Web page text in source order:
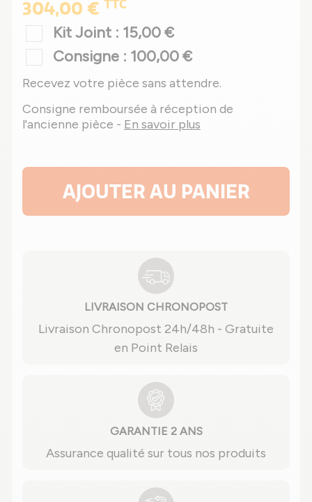
304,00 € TTC
Kit Joint : 15,00 €
Consigne : 100,00 €
Recevez votre pièce sans attendre.
Consigne remboursée à réception de
l'ancienne pièce - En savoir plus
AJOUTER AU PANIER
LIVRAISON CHRONOPOST
Livraison Chronopost 24h/48h - Gratuite
en Point Relais
GARANTIE 2 ANS
Assurance qualité sur tous nos produits